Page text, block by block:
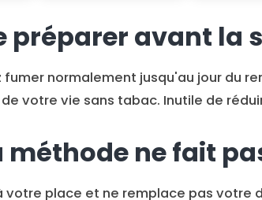
préparer avant la
fumer normalement jusqu'au jour du
votre vie sans tabac. Inutile de
méthode ne fait
votre place et ne remplace pas votre